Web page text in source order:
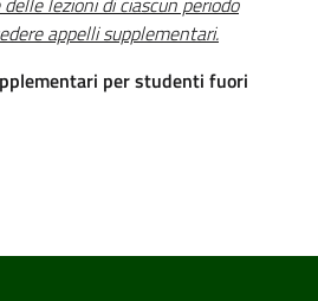
appelli supplementari.
per studenti fuori